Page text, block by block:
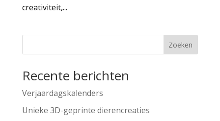
creativiteit,...
Zoeken
Recente berichten
Verjaardagskalenders
Unieke 3D-geprinte dierencreaties